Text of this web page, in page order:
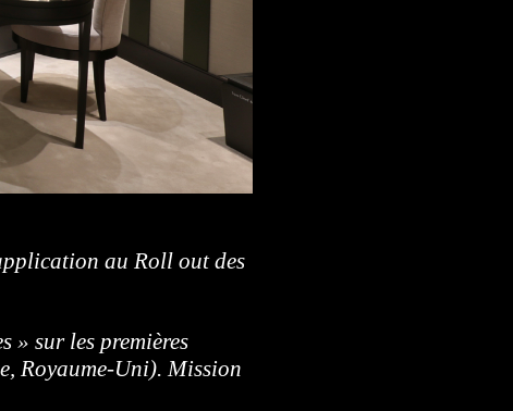
au Roll out des
» sur les premières
Royaume-Uni). Mission